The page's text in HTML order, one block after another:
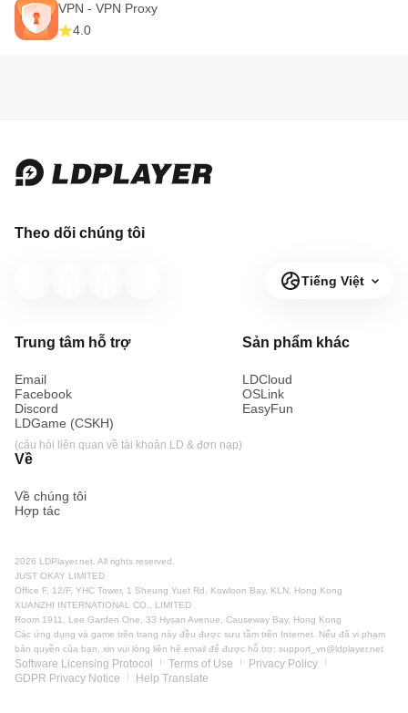
VPN - VPN Proxy
4.0
Theo dõi chúng tôi
Tiếng Việt
Trung tâm hỗ trợ
Email
Facebook
Discord
LDGame (CSKH)
(câu hỏi liên quan về tài khoản LD & đơn nạp)
Sản phẩm khác
LDCloud
OSLink
EasyFun
Về
Về chúng tôi
Hợp tác
2026 LDPlayer.net. All rights reserved.
JUST OKAY LIMITED
Office F, 12/F, YHC Tower, 1 Sheung Yuet Rd, Kowloon Bay, KLN, Hong Kong
XUANZHI INTERNATIONAL CO., LIMITED
Room 1911, Lee Garden One, 33 Hysan Avenue, Causeway Bay, Hong Kong
Các ứng dụng và game trên trang này đều được sưu tầm trên Internet. Nếu đã vi phạm
bản quyền của bạn, xin vui lòng liên hệ email để được hỗ trợ: support_vn@ldplayer.net
Software Licensing Protocol Terms of Use
Privacy Policy
GDPR Privacy Notice
Help Translate